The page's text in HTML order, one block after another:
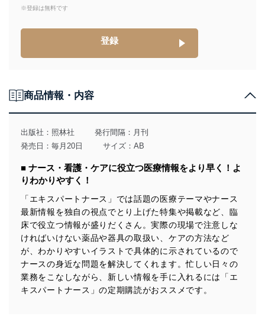
得・利用・提供を行います。また、当社が保有している
供・開示は行いません。当社においてはこれらの取り組
みを確実にするため、従業者等の教育を徹底してまいり
ます。また、目的外利用を行わないために、適切な管理
その他の規範を遵守します。また、当社の管理の仕組み
に、これらの法令及びその他の規範を常に適合させま
す。
当社は、個人情報の正確性及び安全性を確保するため
施し、個人情報の漏えい、滅失またはき損の防止及び是
正に努めます。
アクセス制御
個人データを取り扱うことのできる機器及び当該
機器を取り扱う従業者を明確化し、 個人データへ
の不要なアクセスを防止しています。
アクセス者の識別と認証
※登録は無料です
登録
商品情報・内容
出版社： 照林社
発行間隔：月刊
発売日：毎月20日
サイズ：AB
■ ナース・看護・ケアに役立つ医療情報をより早く！よ
りわかりやすく！
「エキスパートナース」では話題の医療テーマやナース
最新情報を独自の視点でとり上げた特集や掲載など、臨
床で役立つ情報が盛りだくさん。実際の現場で注意しな
ければいけない薬品や器具の取扱い、ケアの方法など
が、わかりやすいイラストで具体的に示されているので
ナースの身近な問題を解決してくれます。忙しい日々の
業務をこなしながら、新しい情報を手に入れるには「エ
キスパートナース」の定期購読がおススメです。